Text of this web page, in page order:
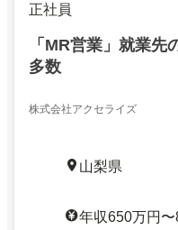
正社員
「MR営業」就業
多数
株式会社アクセライズ
山梨県
年収650万円